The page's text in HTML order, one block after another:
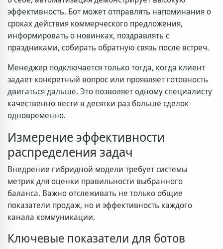
эффективность. Бот может отправлять напоминания о
сроках действия коммерческого предложения,
информировать о новинках, поздравлять с
праздниками, собирать обратную связь после встреч.
Менеджер подключается только тогда, когда клиент
задает конкретный вопрос или проявляет готовность
двигаться дальше. Это позволяет одному специалисту
качественно вести в десятки раз больше сделок
одновременно.
Измерение эффективности
распределения задач
Внедрение гибридной модели требует системы
метрик для оценки правильности выбранного
баланса. Важно отслеживать не только общие
показатели продаж, но и эффективность каждого
канала коммуникации.
Ключевые показатели для ботов